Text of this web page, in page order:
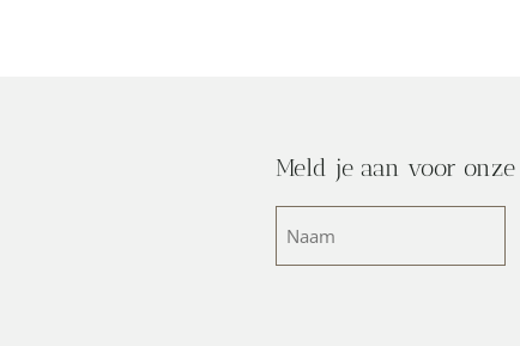
Meld je aan voor
(Vereist)